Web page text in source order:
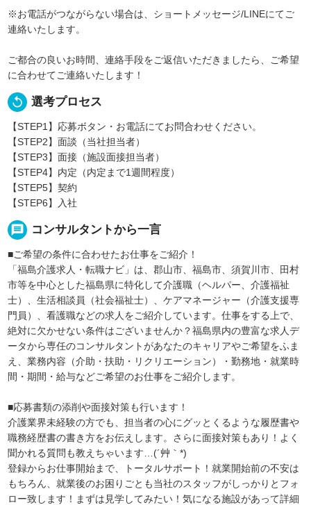
※お電話がつながらない場合は、ショートメッセージ/LINEにてご
連絡いたします。
ご都合の良いお時間、連絡手段をご返信いただきましたら、ご希望
に合わせてご連絡いたします！
replay 選考プロセス
【STEP1】応募ボタン・お電話にてお問合わせください。
【STEP2】面談（当社担当者）
【STEP3】面接（施設面接担当者）
【STEP4】内定（内定まで1週間程度）
【STEP5】契約
【STEP6】入社
message コンサルタントから一言
■ご希望の条件に合わせたお仕事をご紹介！
「福島介護求人・転職ナビ」は、郡山市、福島市、須賀川市、田村
市等を中心とした福島県に特化して介護職（ヘルパー、介護福祉
士）、生活相談員（社会福祉士）、ケアマネージャー（介護支援専
門員）、看護職などの求人をご紹介しています。仕事をする上で、
絶対に欠かせない条件はございませんか？福島県内の豊富な求人デ
ータから専任のコンサルタントがあなたのキャリアやご希望をふま
え、業務内容（介助・扶助・リクリエーション）・勤務地・就業時
間・期間・給与などご希望のお仕事をご紹介します。
■応募書類の添削や面接対策も行います！
介護業界未経験の方でも、担当者の心にグッとくるような履歴書や
職務経歴書の書き方をお伝えします。さらに面接対策もあり！よく
聞かれる質問も教えちゃいます…(´艸｀*)
登録からお仕事開始まで、トータルサポート！就業開始前の不安は
もちろん、就業後のお困りごとも当社のスタッフがしっかりとフォ
ロー致します！まずは見学してみたい！気になる施設があって詳細